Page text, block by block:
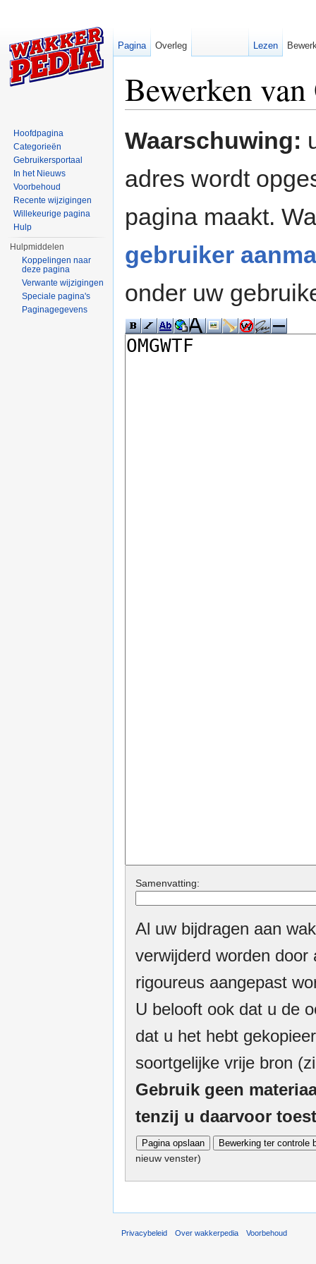
Bewerken
Waarschuwing:
adres wordt
pagina maakt.
gebruiker
onder uw
Samenvatting:
Al uw bijdragen aan
verwijderd worden
rigoureus aangepast
U belooft ook dat u de
dat u het hebt
soortgelijke vrije bron
Gebruik geen
tenzij u daarvoor
nieuw venster)
Pagina Overleg Lezen
Hoofdpagina
Categorieën
Gebruikersportaal
In het Nieuws
Voorbehoud
Recente wijzigingen
Willekeurige pagina
Hulp
Hulpmiddelen
Koppelingen naar
deze pagina
Verwante wijzigingen
Speciale pagina's
Paginagegevens
Privacybeleid Over wakkerpedia Voorbehoud